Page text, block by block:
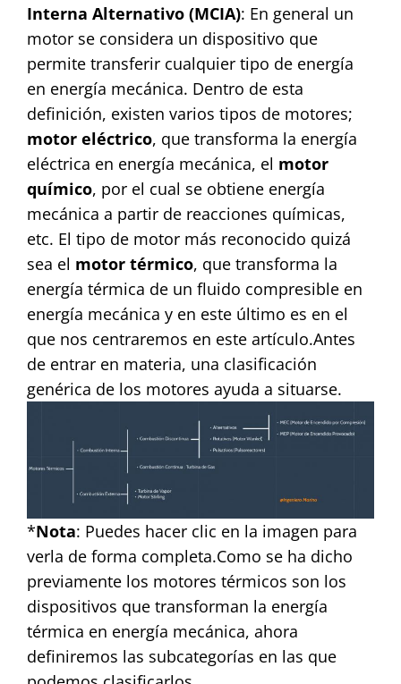
Interna Alternativo (MCIA): En general un
motor se considera un dispositivo que
permite transferir cualquier tipo de energía
en energía mecánica. Dentro de esta
definición, existen varios tipos de motores;
motor eléctrico, que transforma la energía
eléctrica en energía mecánica, el motor
químico, por el cual se obtiene energía
mecánica a partir de reacciones químicas,
etc. El tipo de motor más reconocido quizá
sea el motor térmico, que transforma la
energía térmica de un fluido compresible en
energía mecánica y en este último es en el
que nos centraremos en este artículo.Antes
de entrar en materia, una clasificación
genérica de los motores ayuda a situarse.
*Nota: Puedes hacer clic en la imagen para
verla de forma completa.Como se ha dicho
previamente los motores térmicos son los
dispositivos que transforman la energía
térmica en energía mecánica, ahora
definiremos las subcategorías en las que